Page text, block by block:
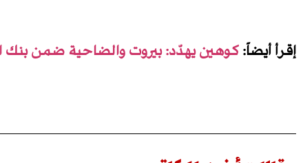
إقرأ أيضاً:كوهين يهدّد: بيروت والضاحية ضمن بنك